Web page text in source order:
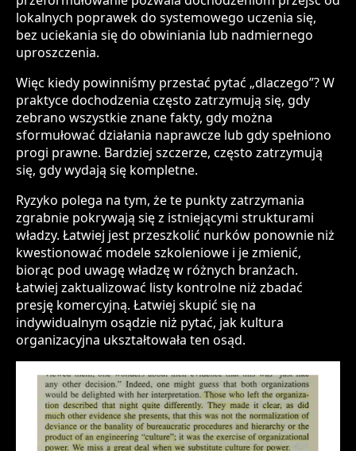
lokalnych poprawek do systemowego uczenia się,
bez uciekania się do obwiniania lub nadmiernego
uproszczenia.
Więc kiedy powinniśmy przestać pytać „dlaczego”? W
praktyce dochodzenia często zatrzymują się, gdy
zebrano wszystkie znane fakty, gdy można
sformułować działania naprawcze lub gdy spełniono
progi prawne. Bardziej szczerze, często zatrzymują
się, gdy wydają się kompletne.
Ryzyko polega na tym, że te punkty zatrzymania
zgrabnie pokrywają się z istniejącymi strukturami
władzy. Łatwiej jest przeszkolić nurków ponownie niż
kwestionować modele szkoleniowe i je zmienić,
biorąc pod uwagę władzę w różnych branżach.
Łatwiej zaktualizować listy kontrolne niż zbadać
presję komercyjną. Łatwiej skupić się na
indywidualnym osądzie niż pytać, jak kultura
organizacyjna ukształtowała ten osąd.